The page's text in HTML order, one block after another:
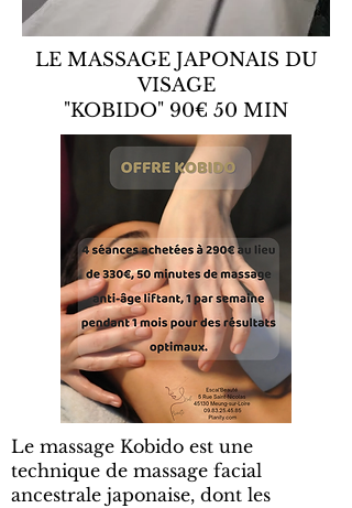
LE MASSAGE JAPONAIS DU
VISAGE
"KOBIDO" 90€ 50 MIN
Le massage Kobido est une
technique de massage facial
ancestrale japonaise, dont les